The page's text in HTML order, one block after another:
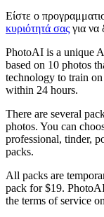
Είστε ο
κυριότητά σας για να
PhotoAI is a unique
based on 10 photos
technology to train
within 24 hours.
There are several
photos. You can
professional, tinder,
packs.
All packs are
pack for $19.
the terms of service